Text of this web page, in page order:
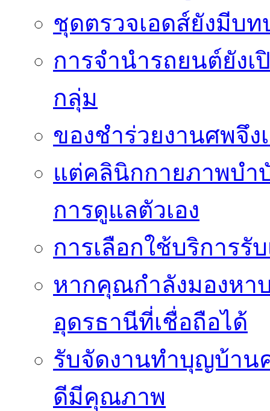
ชุดตรวจเอดส์ยังมีบ
การจำนำรถยนต์ยัง
กลุ่ม
ของชำร่วยงานศพจึ
แต่คลินิกกายภาพบำ
การดูแลตัวเอง
การเลือกใช้บริการรั
หากคุณกำลังมองหา
อุดรธานีที่เชื่อถือได้
รับจัดงานทำบุญบ้าน
ดีมีคุณภาพ